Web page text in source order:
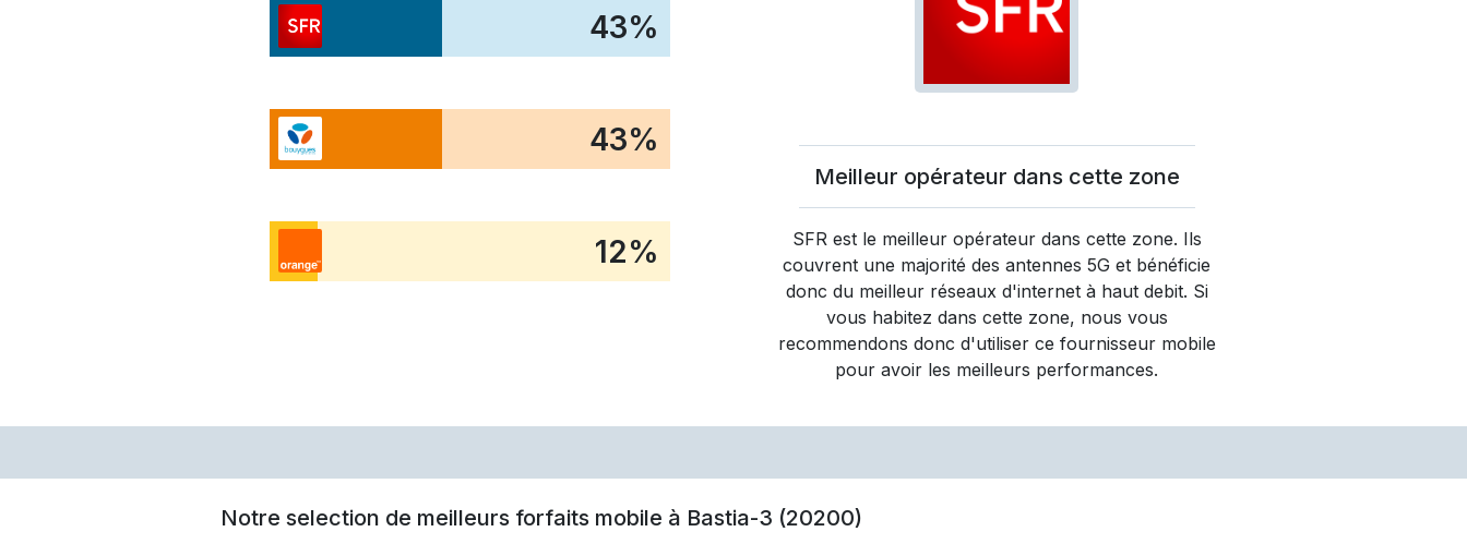
43%
43%
12%
Meilleur opérateur dans cette zone
SFRest le meilleur opérateur dans cette zone. Ils
couvrent une majorité des antennes 5G et bénéficie
donc du meilleur réseaux d'internet à haut debit. Si
vous habitez dans cette zone, nous vous
recommendons donc d'utiliser ce fournisseur mobile
pour avoir les meilleurs performances.
Notre selection de meilleurs forfaits mobile à Bastia-3 (20200)